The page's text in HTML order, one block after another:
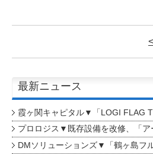
最新ニュース
霞ヶ関キャピタル▼「LOGI FLAG
プロロジス▼既存設備を改修、「
DMソリューションズ▼「鶴ヶ島フ